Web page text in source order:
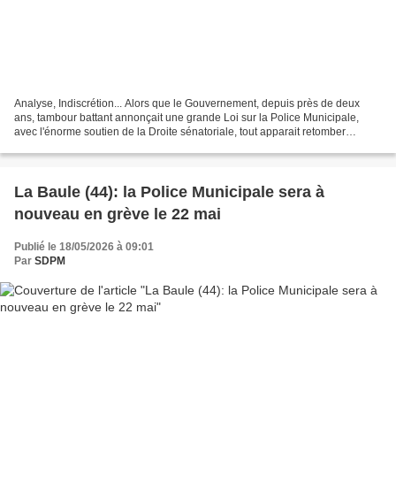
Analyse, Indiscrétion... Alors que le Gouvernement, depuis près de deux
ans, tambour battant annonçait une grande Loi sur la Police Municipale,
avec l'énorme soutien de la Droite sénatoriale, tout apparait retomber
La Baule (44): la Police Municipale sera à
nouveau en grève le 22 mai
Publié le 18/05/2026 à 09:01
Par SDPM